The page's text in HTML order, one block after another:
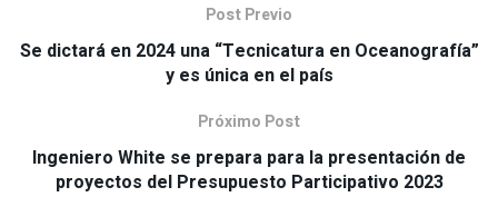
Post Previo
Se dictará en 2024 una “Tecnicatura en Oceanografía”
y es única en el país
Próximo Post
Ingeniero White se prepara para la presentación de
proyectos del Presupuesto Participativo 2023